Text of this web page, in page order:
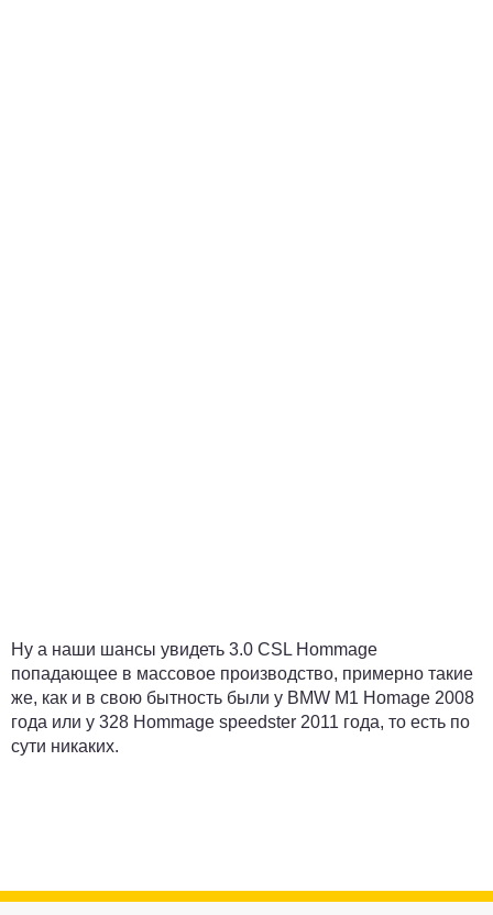
Ну а наши шансы увидеть 3.0 CSL Hommage
попадающее в массовое производство, примерно такие
же, как и в свою бытность были у BMW M1 Homage 2008
года или у 328 Hommage speedster 2011 года, то есть по
сути никаких.